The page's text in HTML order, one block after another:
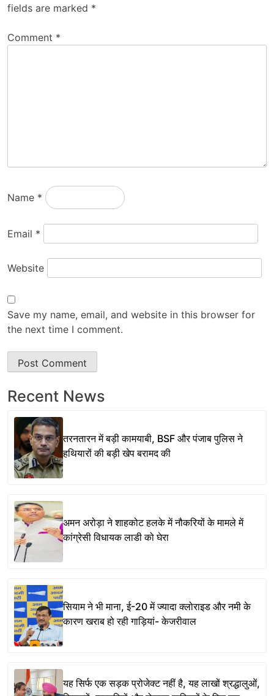
fields are marked *
Comment *
Name *
Email *
Website
Save my name, email, and website in this browser for
the next time I comment.
Recent News
तरनतारन में बड़ी कामयाबी, BSF और पंजाब पुलिस ने
हथियारों की बड़ी खेप बरामद की
अमन अरोड़ा ने शाहकोट हलके में नौकरियों के मामले में
कांग्रेसी विधायक लाडी को घेरा
सियाम ने भी माना, ई-20 में ज्यादा क्लोराइड और नमी के
कारण खराब हो रही गाड़ियां- केजरीवाल
यह सिर्फ एक सड़क प्रोजेक्ट नहीं है, यह लाखों श्रद्धालुओं,